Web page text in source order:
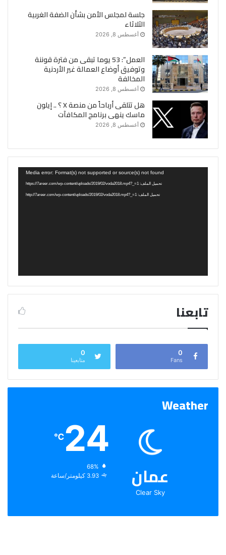
جلسة لمجلس الأمن بشأن الضفة الغربية
الثلاثاء
أغسطس 8, 2026
العمل”: 53 يوما تبقى من فترة قوننة
وتوفيق أوضاع العمالة غير الأردنية
المخالفة
أغسطس 8, 2026
هل تتلقى أرباحاً من منصة X ؟ .. إيلون
ماسك ينهى برنامج المكافآت
أغسطس 8, 2026
Media error: Format(s) not supported or source(s) not found
تحميل الملف: https://7areer.com/wp-content/uploads/2019/02/voda2018.mp4?_=1
تحميل الملف: http://7areer.com/wp-content/uploads/2019/02/voda2018.mp4?_=1
تابعنا
0
Fans
0
متابعينا
Weather
عمان
Clear Sky
24
℃
الرطوبة:
الرياح:3.93 كيلومتر/ساعة